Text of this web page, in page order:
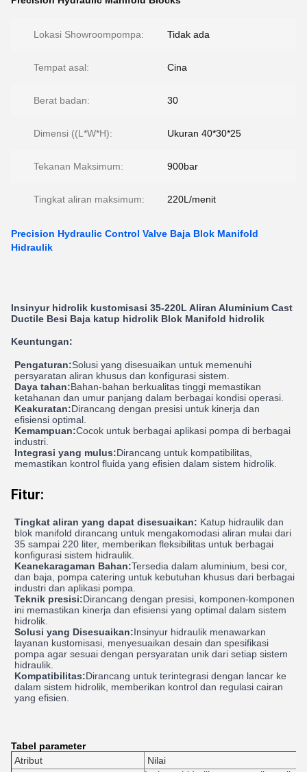
Lokasi Showroompompa: Tidak ada
Tempat asal: Cina
Berat badan: 30
Dimensi ((L*W*H): Ukuran 40*30*25
Tekanan Maksimum: 900bar
Tingkat aliran maksimum: 220L/menit
Precision Hydraulic Control Valve Baja Blok Manifold
Hidraulik
Insinyur hidrolik kustomisasi 35-220L Aliran Aluminium Cast
Ductile Besi Baja katup hidrolik Blok Manifold hidrolik
Keuntungan:
Pengaturan:Solusi yang disesuaikan untuk memenuhi
persyaratan aliran khusus dan konfigurasi sistem.
Daya tahan:Bahan-bahan berkualitas tinggi memastikan
ketahanan dan umur panjang dalam berbagai kondisi operasi.
Keakuratan:Dirancang dengan presisi untuk kinerja dan
efisiensi optimal.
Kemampuan:Cocok untuk berbagai aplikasi pompa di berbagai
industri.
Integrasi yang mulus:Dirancang untuk kompatibilitas,
memastikan kontrol fluida yang efisien dalam sistem hidrolik.
Fitur:
Tingkat aliran yang dapat disesuaikan: Katup hidraulik dan
blok manifold dirancang untuk mengakomodasi aliran mulai dari
35 sampai 220 liter, memberikan fleksibilitas untuk berbagai
konfigurasi sistem hidraulik.
Keanekaragaman Bahan:Tersedia dalam aluminium, besi cor,
dan baja, pompa catering untuk kebutuhan khusus dari berbagai
industri dan aplikasi pompa.
Teknik presisi:Dirancang dengan presisi, komponen-komponen
ini memastikan kinerja dan efisiensi yang optimal dalam sistem
hidrolik.
Solusi yang Disesuaikan:Insinyur hidraulik menawarkan
layanan kustomisasi, menyesuaikan desain dan spesifikasi
pompa agar sesuai dengan persyaratan unik dari setiap sistem
hidraulik.
Kompatibilitas:Dirancang untuk terintegrasi dengan lancar ke
dalam sistem hidrolik, memberikan kontrol dan regulasi cairan
yang efisien.
Tabel parameter
Atribut
Nilai